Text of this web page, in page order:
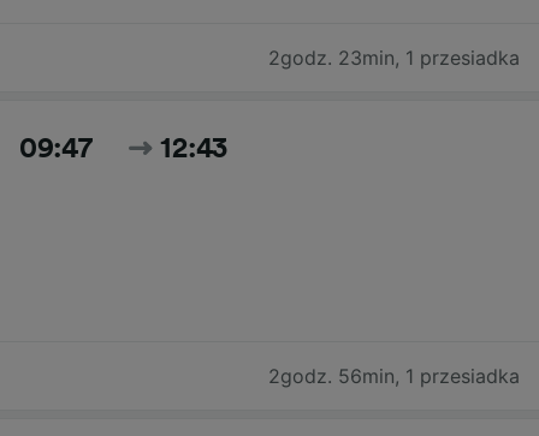
2godz. 23min, 1 przesiadka
09:47 12:43
2godz. 56min, 1 przesiadka